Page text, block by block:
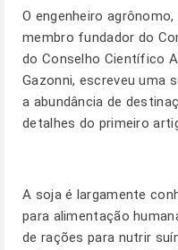
O engenheiro
membro fundador do
do Conselho Científico
Gazonni, escreveu uma
a abundância de
detalhes do primeiro
A soja é largamente
para alimentação
de rações para nutrir